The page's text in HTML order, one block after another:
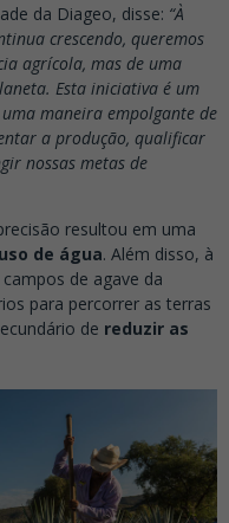
da Diageo, disse: “À
crescendo, queremos
agrícola, mas de uma
Esta iniciativa é um
maneira empolgante de
a produção, qualificar
nossas metas de
resultou em uma
de água. Além disso, à
de agave da
para percorrer as terras
de reduzir as